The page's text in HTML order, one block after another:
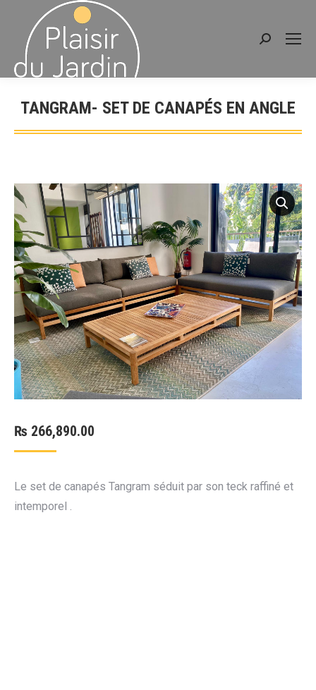
Recherche
TANGRAM- SET DE CANAPÉS EN ANGLE
Vous êtes ici :
₨ 266,890.00
Le set de canapés Tangram séduit par son teck raffiné et
intemporel .